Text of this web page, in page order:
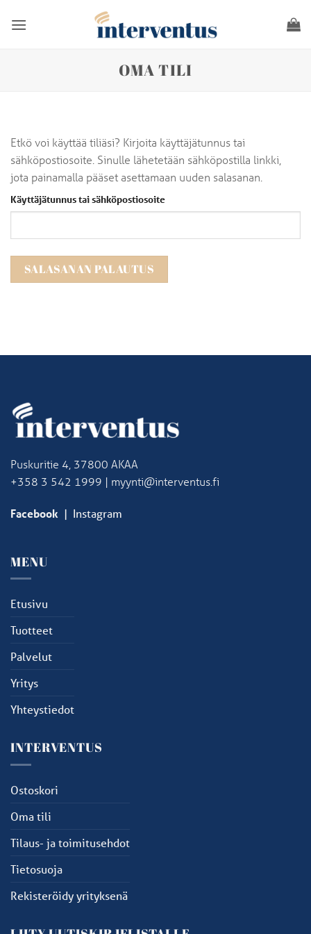
OMA TILI
Etkö voi käyttää tiliäsi? Kirjoita käyttäjätunnus tai
sähköpostiosoite. Sinulle lähetetään sähköpostilla linkki,
jota painamalla pääset asettamaan uuden salasanan.
Käyttäjätunnus tai sähköpostiosoite
SALASANAN PALAUTUS
Puskuritie 4, 37800 AKAA
+358 3 542 1999 | myynti@interventus.fi
Facebook | Instagram
MENU
Etusivu
Tuotteet
Palvelut
Yritys
Yhteystiedot
INTERVENTUS
Ostoskori
Oma tili
Tilaus- ja toimitusehdot
Tietosuoja
Rekisteröidy yrityksenä